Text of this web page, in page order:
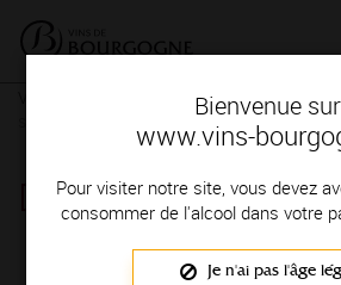
Bienvenue sur
www.vins-
Pour visiter notre site, vous devez
consommer de l'alcool dans votre
Je n'ai pas l'âge
Femmes et
DOMAINE DE